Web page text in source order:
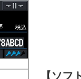
【ソフ